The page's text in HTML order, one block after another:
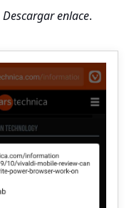
Descargar enlace.